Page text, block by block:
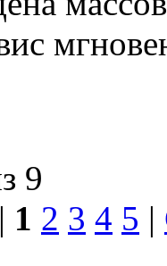
9
1 2 3 4 5 |